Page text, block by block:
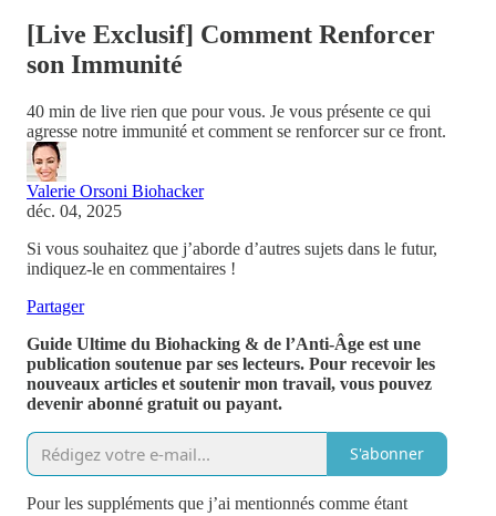
[Live Exclusif] Comment Renforcer
son Immunité
40 min de live rien que pour vous. Je vous présente ce qui
agresse notre immunité et comment se renforcer sur ce front.
Valerie Orsoni Biohacker
déc. 04, 2025
Si vous souhaitez que j’aborde d’autres sujets dans le futur,
indiquez-le en commentaires !
Partager
Guide Ultime du Biohacking & de l’Anti-Âge est une
publication soutenue par ses lecteurs. Pour recevoir les
nouveaux articles et soutenir mon travail, vous pouvez
devenir abonné gratuit ou payant.
S'abonner
Pour les suppléments que j’ai mentionnés comme étant